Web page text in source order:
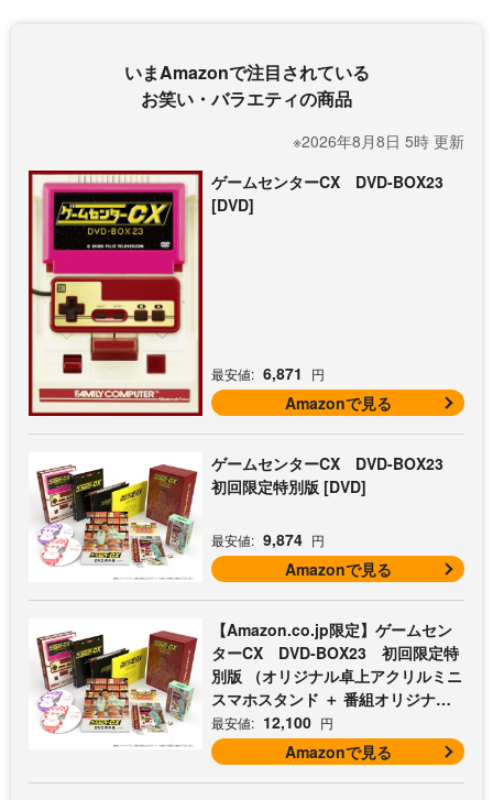
いまAmazonで注目されている
お笑い・バラエティの商品
※2026年8月8日 5時 更新
ゲームセンターCX DVD-BOX23
[DVD]
最安値: 6,871 円
Amazonで見る
ゲームセンターCX DVD-BOX23
初回限定特別版 [DVD]
最安値: 9,874 円
Amazonで見る
【Amazon.co.jp限定】ゲームセン
ターCX DVD-BOX23 初回限定特
別版 （オリジナル卓上アクリルミニ
スマホスタンド ＋ 番組オリジナル
マイクロファイバークロス（オレン
ジ） 付） [DVD]
最安値: 12,100 円
Amazonで見る